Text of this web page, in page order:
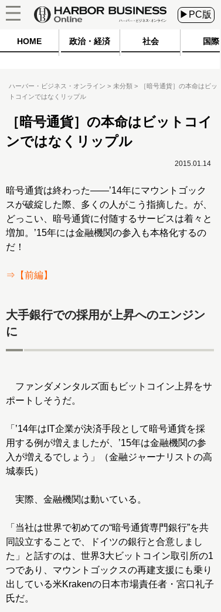
▶PC版
HOME 政治・経済 社会 国際
ハーバー・ビジネス・オンライン 未分類
［暗号通貨］の本命はビッ
トコインではなくリップル
［暗号通貨］の本命はビットコイ
ンではなくリップル
2015.01.14
暗号通貨は終わった――’14年にマウントゴック
スが破綻した際、多くの人がこう指摘した。が、
どっこい、暗号通貨に付随するサービスは着々と
増加。’15年には金融機関の参入も本格化するの
だ！
⇒【前編】
大手銀行での採用が上昇へのエンジン
に
ファンダメンタルズ面もビットコイン上昇をサ
ポートしそうだ。
「’14年はIT企業が決済手段として暗号通貨を採
用する例が増えましたが、’15年は金融機関の参
入が増えるでしょう」（金融ジャーナリストの高
城泰氏）
実際、金融機関は動いている。
「当社は世界で初めての“暗号通貨専門銀行”を共
同設立することで、ドイツの銀行と合意しまし
た」と話すのは、世界3大ビットコイン取引所の1
つであり、マウントゴックスの再建支援にも乗り
出している米Krakenの日本市場責任者・宮口礼子
氏だ。